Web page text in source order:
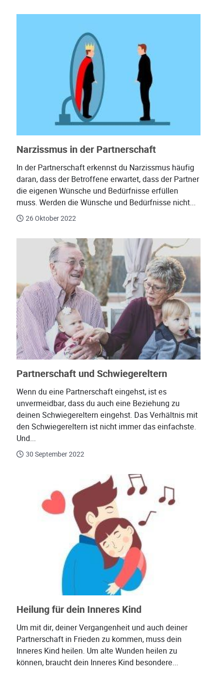
Narzissmus in der Partnerschaft
In der Partnerschaft erkennst du Narzissmus häufig
daran, dass der Betroffene erwartet, dass der Partner
die eigenen Wünsche und Bedürfnisse erfüllen
muss. Werden die Wünsche und Bedürfnisse nicht...
26 Oktober 2022
Partnerschaft und Schwiegereltern
Wenn du eine Partnerschaft eingehst, ist es
unvermeidbar, dass du auch eine Beziehung zu
deinen Schwiegereltern eingehst. Das Verhältnis mit
den Schwiegereltern ist nicht immer das einfachste.
Und...
30 September 2022
Heilung für dein Inneres Kind
Um mit dir, deiner Vergangenheit und auch deiner
Partnerschaft in Frieden zu kommen, muss dein
Inneres Kind heilen. Um alte Wunden heilen zu
können, braucht dein Inneres Kind besondere...